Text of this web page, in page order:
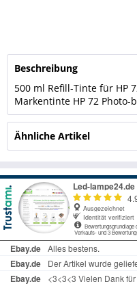
Beschreibung
500 ml Refill-Tinte für HP
Markentinte HP 72 Photo-
Ähnliche Artikel